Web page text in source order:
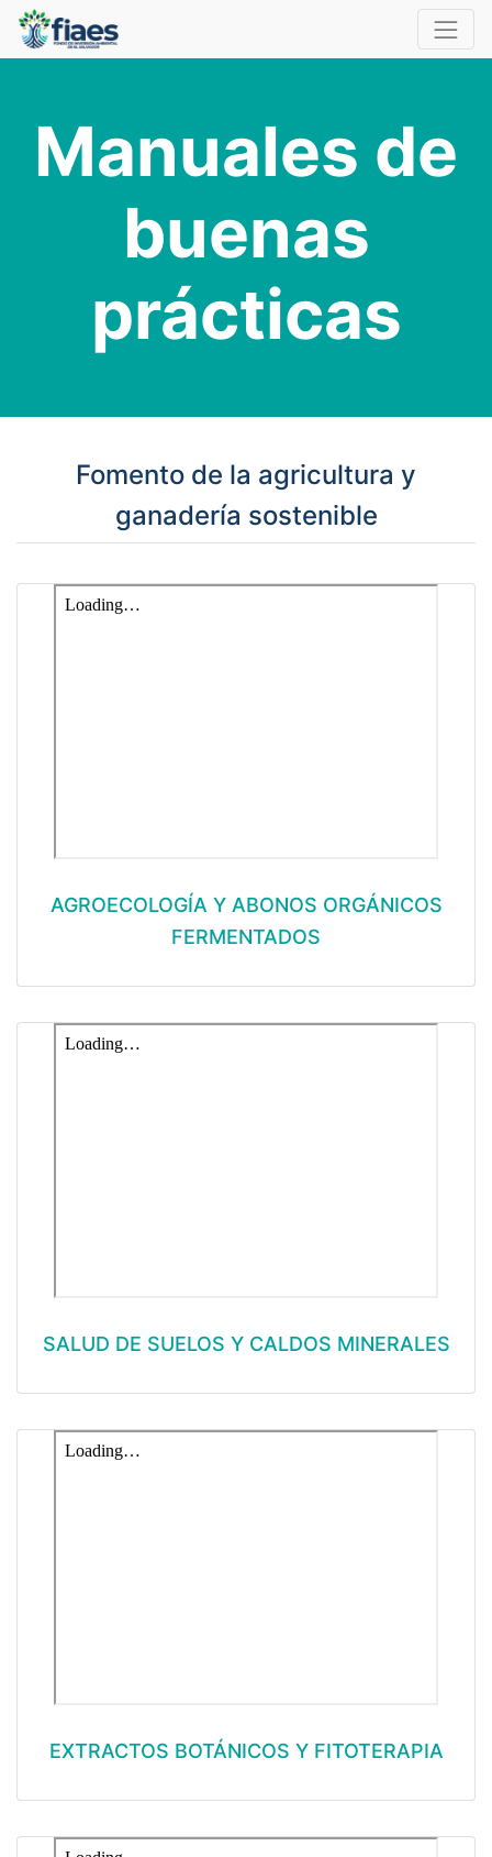
Manuales de
buenas
prácticas
Fomento de la agricultura y
ganadería sostenible
AGROECOLOGÍA Y ABONOS ORGÁNICOS
FERMENTADOS
SALUD DE SUELOS Y CALDOS MINERALES
EXTRACTOS BOTÁNICOS Y FITOTERAPIA